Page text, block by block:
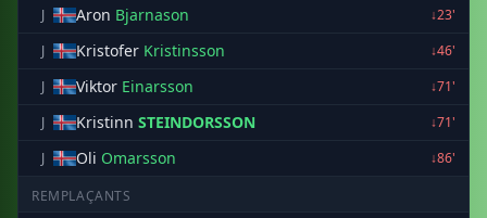
J
Aron Bjarnason
↓23'
J
Kristofer Kristinsson
↓46'
J
Viktor Einarsson
↓71'
J
Kristinn STEINDORSSON
↓71'
J
Oli Omarsson ↓86'
REMPLAÇANTS